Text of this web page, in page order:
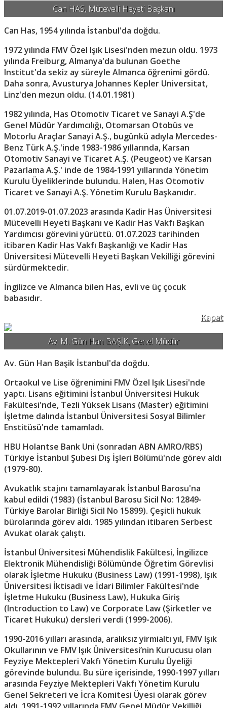
Can HAS, Mütevelli Heyeti Başkanı
Can Has, 1954 yılında İstanbul'da doğdu.
1972 yılında FMV Özel Işık Lisesi'nden mezun oldu. 1973
yılında Freiburg, Almanya'da bulunan Goethe
Institut'da sekiz ay süreyle Almanca öğrenimi gördü.
Daha sonra, Avusturya Johannes Kepler Universitat,
Linz'den mezun oldu. (14.01.1981)
1982 yılında, Has Otomotiv Ticaret ve Sanayi A.Ş'de
Genel Müdür Yardımcılığı, Otomarsan Otobüs ve
Motorlu Araçlar Sanayi A.Ş., bugünkü adıyla Mercedes-
Benz Türk A.Ş.'inde 1983-1986 yıllarında, Karsan
Otomotiv Sanayi ve Ticaret A.Ş. (Peugeot) ve Karsan
Pazarlama A.Ş.' inde de 1984-1991 yıllarında Yönetim
Kurulu Üyeliklerinde bulundu. Halen, Has Otomotiv
Ticaret ve Sanayi A.Ş. Yönetim Kurulu Başkanıdır.
01.07.2019-01.07.2023 arasında Kadir Has Üniversitesi
Mütevelli Heyeti Başkanı ve Kadir Has Vakfı Başkan
Yardımcısı görevini yürüttü. 01.07.2023 tarihinden
itibaren Kadir Has Vakfı Başkanlığı ve Kadir Has
Üniversitesi Mütevelli Heyeti Başkan Vekilliği görevini
sürdürmektedir.
İngilizce ve Almanca bilen Has, evli ve üç çocuk
babasıdır.
Kapat
Av. M. Gün Han BAŞİK, Genel Müdür
Av. Gün Han Başik İstanbul'da doğdu.
Ortaokul ve Lise öğrenimini FMV Özel Işık Lisesi'nde
yaptı. Lisans eğitimini İstanbul Üniversitesi Hukuk
Fakültesi'nde, Tezli Yüksek Lisans (Master) eğitimini
İşletme dalında İstanbul Üniversitesi Sosyal Bilimler
Enstitüsü'nde tamamladı.
HBU Holantse Bank Uni (sonradan ABN AMRO/RBS)
Türkiye İstanbul Şubesi Dış İşleri Bölümü'nde görev aldı
(1979-80).
Avukatlık stajını tamamlayarak İstanbul Barosu'na
kabul edildi (1983) (İstanbul Barosu Sicil No: 12849-
Türkiye Barolar Birliği Sicil No 15899). Çeşitli hukuk
bürolarında görev aldı. 1985 yılından itibaren Serbest
Avukat olarak çalıştı.
İstanbul Üniversitesi Mühendislik Fakültesi, İngilizce
Elektronik Mühendisliği Bölümünde Öğretim Görevlisi
olarak İşletme Hukuku (Business Law) (1991-1998), Işık
Üniversitesi İktisadi ve İdari Bilimler Fakültesi'nde
İşletme Hukuku (Business Law), Hukuka Giriş
(Introduction to Law) ve Corporate Law (Şirketler ve
Ticaret Hukuku) dersleri verdi (1999-2006).
1990-2016 yılları arasında, aralıksız yirmialtı yıl, FMV Işık
Okullarının ve FMV Işık Üniversitesi’nin Kurucusu olan
Feyziye Mektepleri Vakfı Yönetim Kurulu Üyeliği
görevinde bulundu. Bu süre içerisinde, 1990-1997 yılları
arasında Feyziye Mektepleri Vakfı Yönetim Kurulu
Genel Sekreteri ve İcra Komitesi Üyesi olarak görev